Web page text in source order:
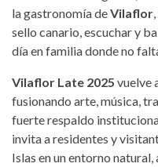
la gastronomía deVilaflor
sello canario, escuchar y
día en familia donde no
Vilaflor Late 2025 vuelve
fusionando arte, música,
fuerte respaldo
invita a residentes y
Islas en un entorno